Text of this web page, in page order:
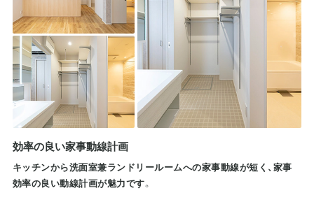
効率の良い家事動線計画
キッチンから洗面室兼ランドリールームへの家事動線が短く、家事
効率の良い動線計画が魅力です。